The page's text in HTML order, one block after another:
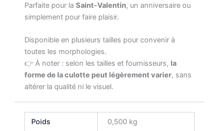
Parfaite pour la Saint-Valentin, un anniversaire ou
simplement pour faire plaisir.
Disponible en plusieurs tailles pour convenir à
toutes les morphologies.
👉 À noter : selon les tailles et fournisseurs, la
forme de la culotte peut légèrement varier, sans
altérer la qualité ni le visuel.
Poids 0,500 kg